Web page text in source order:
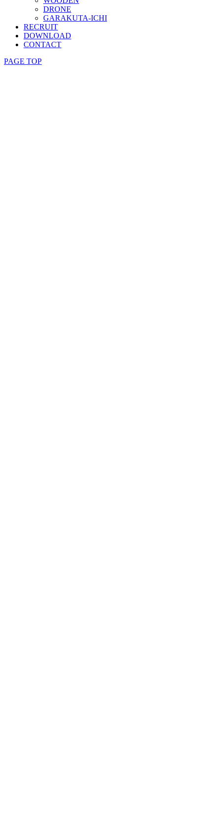
DRONE
GARAKUTA-ICHI
RECRUIT
DOWNLOAD
CONTACT
PAGE TOP